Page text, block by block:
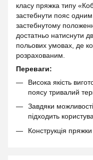
класу пряжка типу
застебнути пояс
застебнутому
достатньо натиснути
польових умовах, де
розрахованим.
Переваги:
Висока якість
поясу тривалий
Завдяки
підходить
Конструкція